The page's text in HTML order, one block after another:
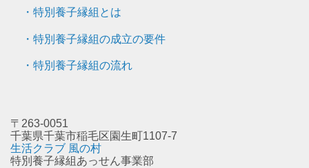
・特別養子縁組とは
・特別養子縁組の成立の要件
・特別養子縁組の流れ
〒263-0051
千葉県千葉市稲毛区園生町1107-7
生活クラブ 風の村
特別養子縁組あっせん事業部